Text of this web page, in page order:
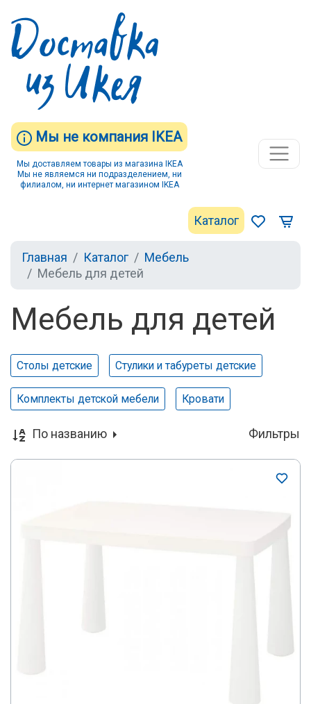
Мы не компания IKEA
Мы доставляем товары из магазина IKEA
Мы не являемся ни подразделением, ни
филиалом, ни интернет магазином IKEA
Каталог
Главная Каталог
Мебель
Мебель для детей
Мебель для детей
Столы детские Стулики и табуреты детские
Комплекты детской мебели Кровати
По названию Фильтры